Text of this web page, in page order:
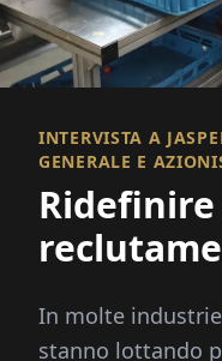
INTERVISTA A
GENERALE E
In molte
stanno lottando